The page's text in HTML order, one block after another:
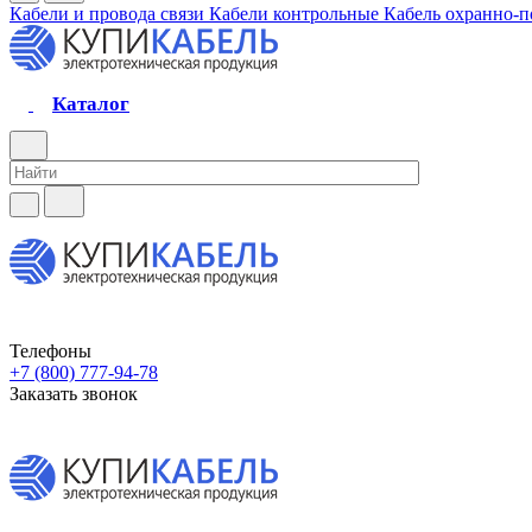
Кабели и провода связи Кабели контрольные Кабель охранно-
Каталог
Телефоны
+7 (800) 777-94-78
Заказать звонок